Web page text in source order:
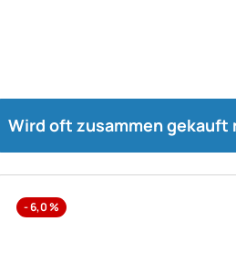
Wird oft zusammen
-6,0%